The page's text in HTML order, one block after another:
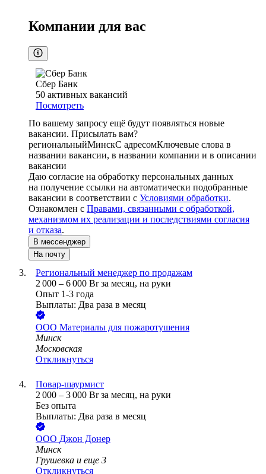
Компании для вас
Сбер Банк
50 активных вакансий
Посмотреть
По вашему запросу ещё будут появляться новые
вакансии. Присылать вам?
региональныйМинскС адресомКлючевые слова в
названии вакансии, в названии компании и в описании
вакансии
Даю согласие на обработку персональных данных
на получение ссылки на автоматически подобранные
вакансии в соответствии с Условиями обработки.
Ознакомлен с Правами, связанными с обработкой,
механизмом их реализации и последствиями согласия
и отказа.
В мессенджер
На почту
Региональный менеджер по продажам
2 000 – 6 000 Br за месяц, на руки
Опыт 1-3 года
Выплаты: Два раза в месяц
ООО Материалы для пожаротушения
Минск
Московская
Откликнуться
Повар-шаурмист
2 000 – 3 000 Br за месяц, на руки
Без опыта
Выплаты: Два раза в месяц
ООО Джон Донер
Минск
Грушевка и еще 3
Откликнуться